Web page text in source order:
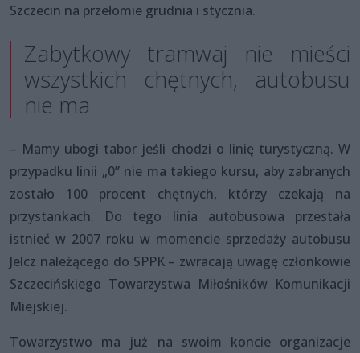
Szczecin na przełomie grudnia i stycznia.
Zabytkowy tramwaj nie mieści
wszystkich chętnych, autobusu
nie ma
– Mamy ubogi tabor jeśli chodzi o linię turystyczną. W
przypadku linii „0” nie ma takiego kursu, aby zabranych
zostało 100 procent chętnych, którzy czekają na
przystankach. Do tego linia autobusowa przestała
istnieć w 2007 roku w momencie sprzedaży autobusu
Jelcz należącego do SPPK – zwracają uwagę członkowie
Szczecińskiego Towarzystwa Miłośników Komunikacji
Miejskiej.
Towarzystwo ma już na swoim koncie organizacje